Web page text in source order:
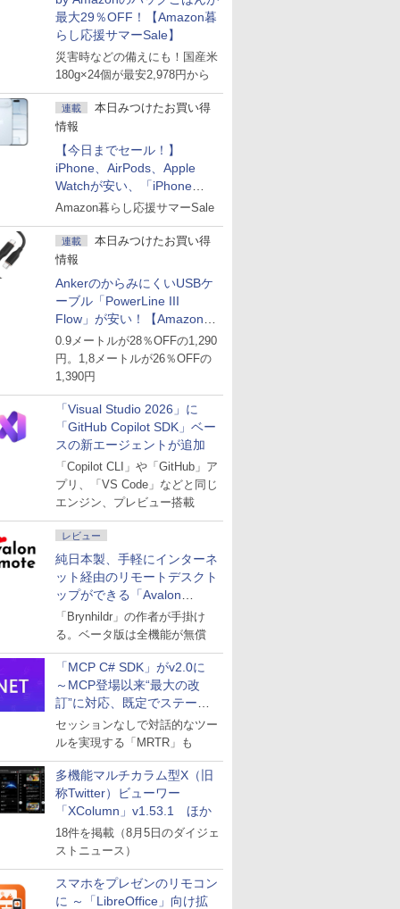
最大29％OFF！【Amazon暮
らし応援サマーSale】
災害時などの備えにも！国産米
180g×24個が最安2,978円から
連載
本日みつけたお買い得
情報
【今日までセール！】
iPhone、AirPods、Apple
Watchが安い、「iPhone
Air」256GB版が139,800円な
Amazon暮らし応援サマーSale
連載
本日みつけたお買い得
情報
AnkerのからみにくいUSBケ
ーブル「PowerLine III
Flow」が安い！【Amazon暮
らし応援サマーSale】
0.9メートルが28％OFFの1,290
円。1,8メートルが26％OFFの
1,390円
「Visual Studio 2026」に
「GitHub Copilot SDK」ベー
スの新エージェントが追加
「Copilot CLI」や「GitHub」ア
プリ、「VS Code」などと同じ
エンジン、プレビュー搭載
レビュー
純日本製、手軽にインターネ
ット経由のリモートデスクト
ップができる「Avalon
remote」
「Brynhildr」の作者が手掛け
る。ベータ版は全機能が無償
「MCP C# SDK」がv2.0に
～MCP登場以来“最大の改
訂”に対応、既定でステート
レスへ
セッションなしで対話的なツー
ルを実現する「MRTR」も
多機能マルチカラム型X（旧
称Twitter）ビューワー
「XColumn」v1.53.1 ほか
18件を掲載（8月5日のダイジェ
ストニュース）
スマホをプレゼンのリモコン
に ～「LibreOffice」向け拡